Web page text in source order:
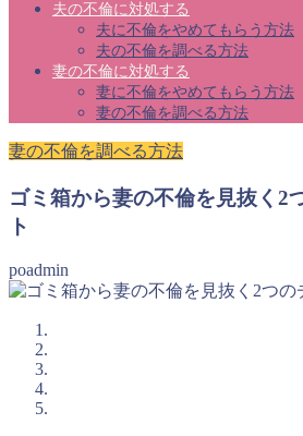
夫の不倫に対処する
夫に不倫をやめてもらう方法
夫の不倫を調べる方法
妻の不倫に対処する
妻に不倫をやめてもらう方法
妻の不倫を調べる方法
妻の不倫を調べる方法
ゴミ箱から妻の不倫を見抜く2
ト
poadmin